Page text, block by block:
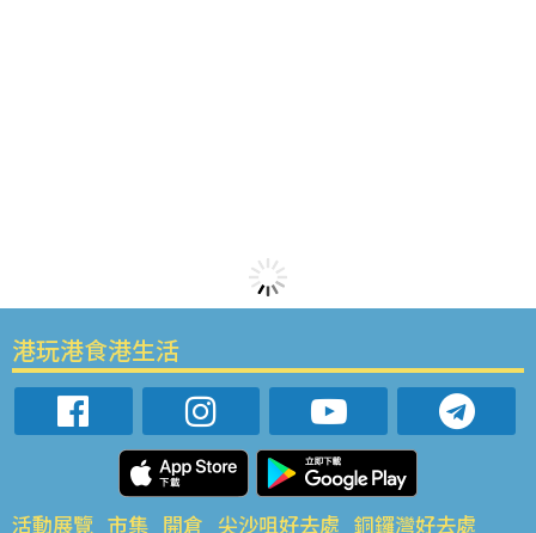
港玩港食港生活
活動展覽 市集 開倉 尖沙咀好去處 銅鑼灣好去處